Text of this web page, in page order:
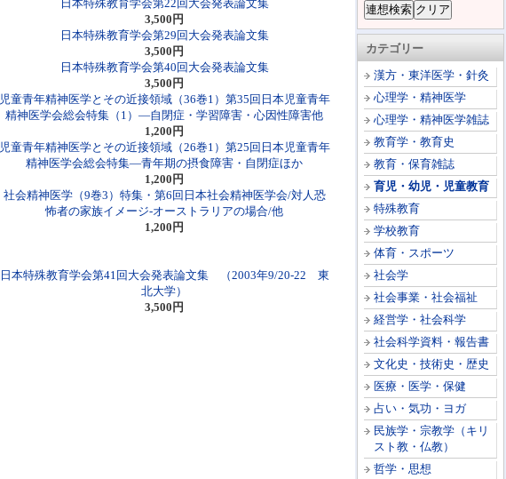
カテゴリー
漢方・東洋医学・針灸
心理学・精神医学
心理学・精神医学雑誌
教育学・教育史
教育・保育雑誌
育児・幼児・児童教育
特殊教育
学校教育
体育・スポーツ
社会学
社会事業・社会福祉
経営学・社会科学
社会科学資料・報告書
文化史・技術史・歴史
医療・医学・保健
占い・気功・ヨガ
民族学・宗教学（キリ
スト教・仏教）
哲学・思想
日本特殊教育学会第22回大会発表論文集
3,500円
日本特殊教育学会第29回大会発表論文集
3,500円
日本特殊教育学会第40回大会発表論文集
3,500円
児童青年精神医学とその近接領域（36巻1）第35回日本児童青年
精神医学会総会特集（1）―自閉症・学習障害・心因性障害他
1,200円
児童青年精神医学とその近接領域（26巻1）第25回日本児童青年
精神医学会総会特集―青年期の摂食障害・自閉症ほか
1,200円
社会精神医学（9巻3）特集・第6回日本社会精神医学会/対人恐
怖者の家族イメージ-オーストラリアの場合/他
1,200円
日本特殊教育学会第41回大会発表論文集 （2003年9/20-22 東
北大学）
3,500円